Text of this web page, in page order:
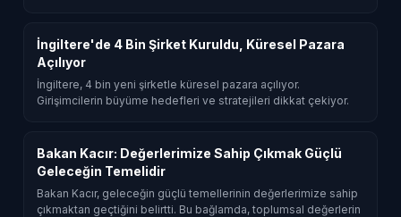
İngiltere'de 4 Bin Şirket Kuruldu, Küresel Pazara
Açılıyor
İngiltere, 4 bin yeni şirketle küresel pazara açılıyor.
Girişimcilerin büyüme hedefleri ve stratejileri dikkat çekiyor.
Bakan Kacır: Değerlerimize Sahip Çıkmak Güçlü
Geleceğin Temelidir
Bakan Kacır, geleceğin güçlü temellerinin değerlerimize sahip
çıkmaktan geçtiğini belirtti. Bu bağlamda, toplumsal değerlerin